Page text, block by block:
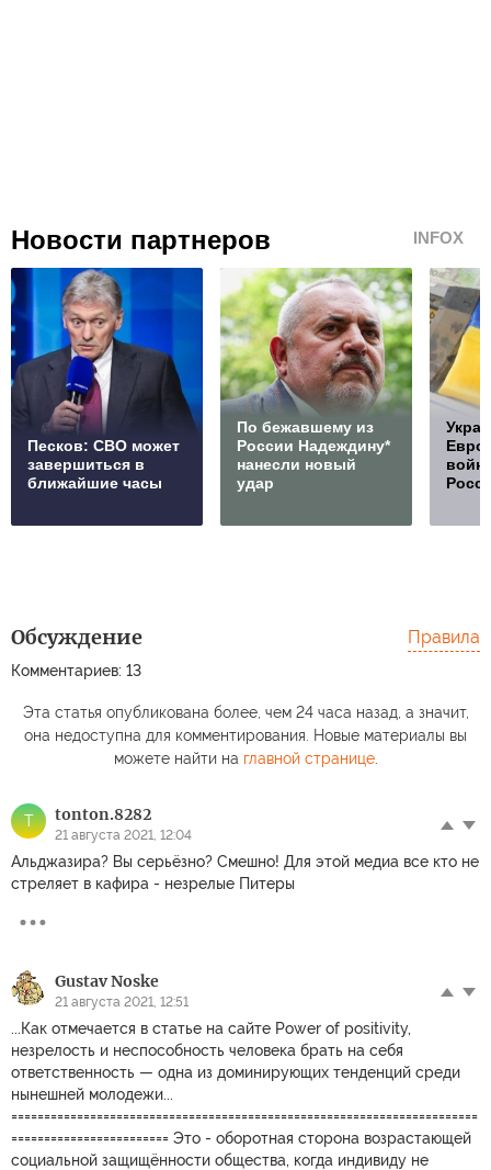
Новости партнеров INFOX
Песков: СВО может
завершиться в
ближайшие часы
По бежавшему из
России Надеждину*
нанесли новый
удар
Обсуждение
Комментариев: 13
Правила
Эта статья опубликована более, чем 24 часа назад, а значит,
она недоступна для комментирования. Новые материалы вы
можете найти на главной странице.
T tonton.8282
21 августа 2021, 12:04
Альджазира? Вы серьёзно? Смешно! Для этой медиа все кто не
стреляет в кафира - незрелые Питеры
Gustav Noske
21 августа 2021, 12:51
...Как отмечается в статье на сайте Power of positivity,
незрелость и неспособность человека брать на себя
ответственность — одна из доминирующих тенденций среди
нынешней молодежи...
=======================================================================
======================== Это - оборотная сторона возрастающей
социальной защищённости общества, когда индивиду не